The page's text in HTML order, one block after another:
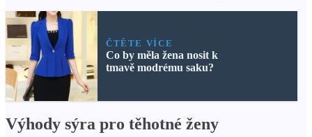
ČTĚTE VÍCE
Co by měla žena nosit k
tmavě modrému saku?
Výhody sýra pro těhotné ženy